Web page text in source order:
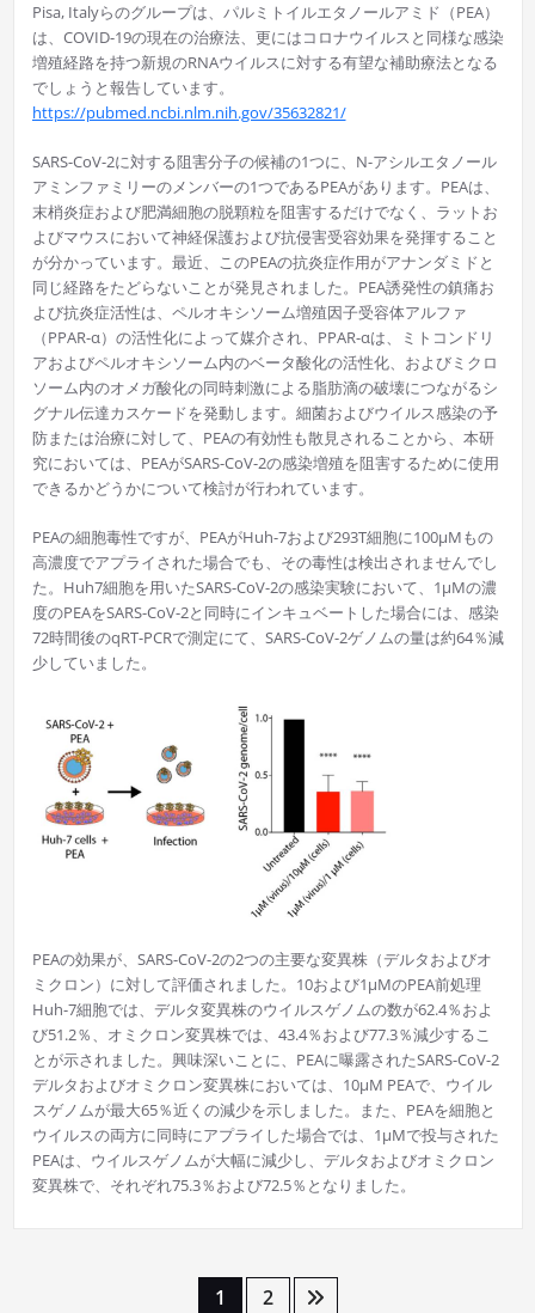
Pisa, Italyらのグループは、パルミトイルエタノールアミド（PEA）
は、COVID-19の現在の治療法、更にはコロナウイルスと同様な感染
増殖経路を持つ新規のRNAウイルスに対する有望な補助療法となる
でしょうと報告しています。
https://pubmed.ncbi.nlm.nih.gov/35632821/
SARS-CoV-2に対する阻害分子の候補の1つに、N-アシルエタノール
アミンファミリーのメンバーの1つであるPEAがあります。PEAは、
末梢炎症および肥満細胞の脱顆粒を阻害するだけでなく、ラットお
よびマウスにおいて神経保護および抗侵害受容効果を発揮すること
が分かっています。最近、このPEAの抗炎症作用がアナンダミドと
同じ経路をたどらないことが発見されました。PEA誘発性の鎮痛お
よび抗炎症活性は、ペルオキシソーム増殖因子受容体アルファ
（PPAR-α）の活性化によって媒介され、PPAR-αは、ミトコンドリ
アおよびペルオキシソーム内のベータ酸化の活性化、およびミクロ
ソーム内のオメガ酸化の同時刺激による脂肪滴の破壊につながるシ
グナル伝達カスケードを発動します。細菌およびウイルス感染の予
防または治療に対して、PEAの有効性も散見されることから、本研
究においては、PEAがSARS-CoV-2の感染増殖を阻害するために使用
できるかどうかについて検討が行われています。
PEAの細胞毒性ですが、PEAがHuh-7および293T細胞に100μMもの
高濃度でアプライされた場合でも、その毒性は検出されませんでし
た。Huh7細胞を用いたSARS-CoV-2の感染実験において、1μMの濃
度のPEAをSARS-CoV-2と同時にインキュベートした場合には、感染
72時間後のqRT-PCRで測定にて、SARS-CoV-2ゲノムの量は約64％減
少していました。
PEAの効果が、SARS-CoV-2の2つの主要な変異株（デルタおよびオ
ミクロン）に対して評価されました。10および1μMのPEA前処理
Huh-7細胞では、デルタ変異株のウイルスゲノムの数が62.4％およ
び51.2％、オミクロン変異株では、43.4％および77.3％減少するこ
とが示されました。興味深いことに、PEAに曝露されたSARS-CoV-2
デルタおよびオミクロン変異株においては、10μM PEAで、ウイル
スゲノムが最大65％近くの減少を示しました。また、PEAを細胞と
ウイルスの両方に同時にアプライした場合では、1μMで投与された
PEAは、ウイルスゲノムが大幅に減少し、デルタおよびオミクロン
変異株で、それぞれ75.3％および72.5％となりました。
1 2